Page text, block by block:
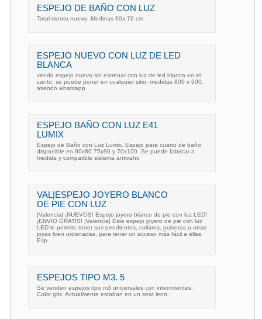
ESPEJO DE BAÑO CON LUZ
Total mento nuevo. Medinas 60x 76 cm.
ESPEJO NUEVO CON LUZ DE LED
BLANCA
vendo espejo nuevo sin estrenar con luz de led blanca en el
canto. se puede poner en cualquier sitio. medidas 800 x 600.
atiendo whatsapp
ESPEJO BAÑO CON LUZ E41
LUMIX
Espejo de Baño con Luz Lumix. Espejo para cuarto de baño
disponible en 60x80 75x90 y 70x100. Se puede fabricar a
medida y compatible sistema antivaho
VAL|ESPEJO JOYERO BLANCO
DE PIE CON LUZ
|Valencia| ¡NUEVOS! Espejo joyero blanco de pie con luz LED!
¡ENVIO GRATIS! |Valencia| Este espejo joyero de pie con luz
LED le permite tener sus pendientes, collares, pulseras u otras
joyas bien ordenadas, para tener un acceso más fácil a ellas.
Esp
ESPEJOS TIPO M3. 5
Se venden espejos tipo m3 universales con intermitentes.
Color gris. Actualmente estaban en un seat leon.